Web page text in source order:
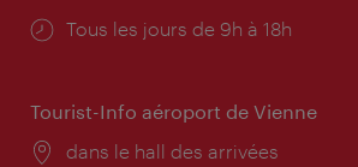
Horaires
Tous les jours de 9h à 18h
Tourist-Info aéroport de Vienne
Lieu:
dans le hall des arrivées